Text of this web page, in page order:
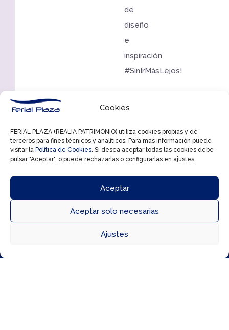
Cookies
FERIAL PLAZA (REALIA PATRIMONIO) utiliza cookies propias y de
terceros para fines técnicos y analíticos. Para más información puede
visitar la Política de Cookies. Si desea aceptar todas las cookies debe
pulsar "Aceptar", o puede rechazarlas o configurarlas en ajustes.
Aceptar
Aceptar solo necesarias
Ajustes
de
diseño
e
inspiración
#SinIrMásLejos!
necesitas
cualquier
consulta,
enviarla
al
siguiente
mail: